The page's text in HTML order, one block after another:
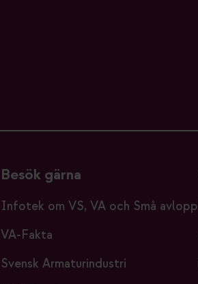
Besök gärna
Infotek om VS, VA och Små avlopp
VA-Fakta
Svensk Armaturindustri